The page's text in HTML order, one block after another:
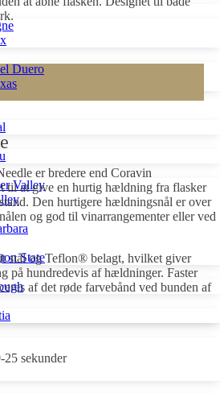
Duero
Valley
State
er bredere end Coravin
til at give en hurtig hældning fra flasker
Den hurtigere hældningsnål er over
og god til vinarrangementer eller ved
stål og Teflon® belagt, hvilket giver
på hundredevis af hældninger. Faster
af det røde farvebånd ved bunden af
25 sekunder